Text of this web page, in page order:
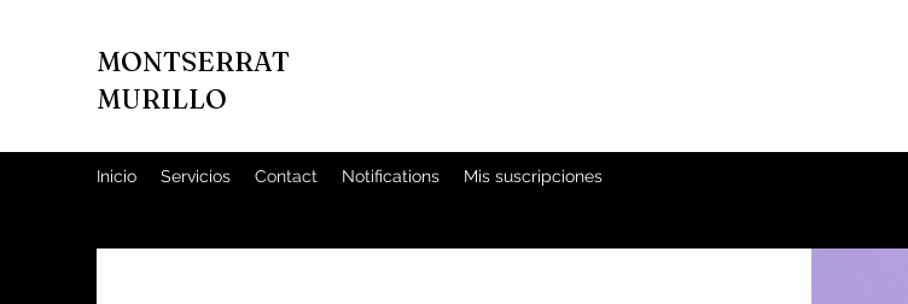
MONTSERRAT
MURILLO
Inicio Servicios Contact Notifications Mis suscripciones